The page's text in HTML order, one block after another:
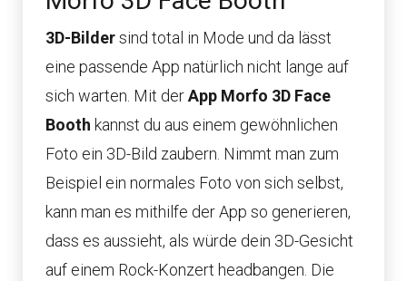
3D-Bildersind total in Mode und da lässt
eine passende App natürlich nicht lange auf
sich warten. Mit derApp Morfo 3D Face
Booth kannst du aus einem gewöhnlichen
Foto ein 3D-Bild zaubern. Nimmt man zum
Beispiel ein normales Foto von sich selbst,
kann man es mithilfe der App so generieren,
dass es aussieht, als würde dein 3D-Gesicht
auf einem Rock-Konzert headbangen. Die